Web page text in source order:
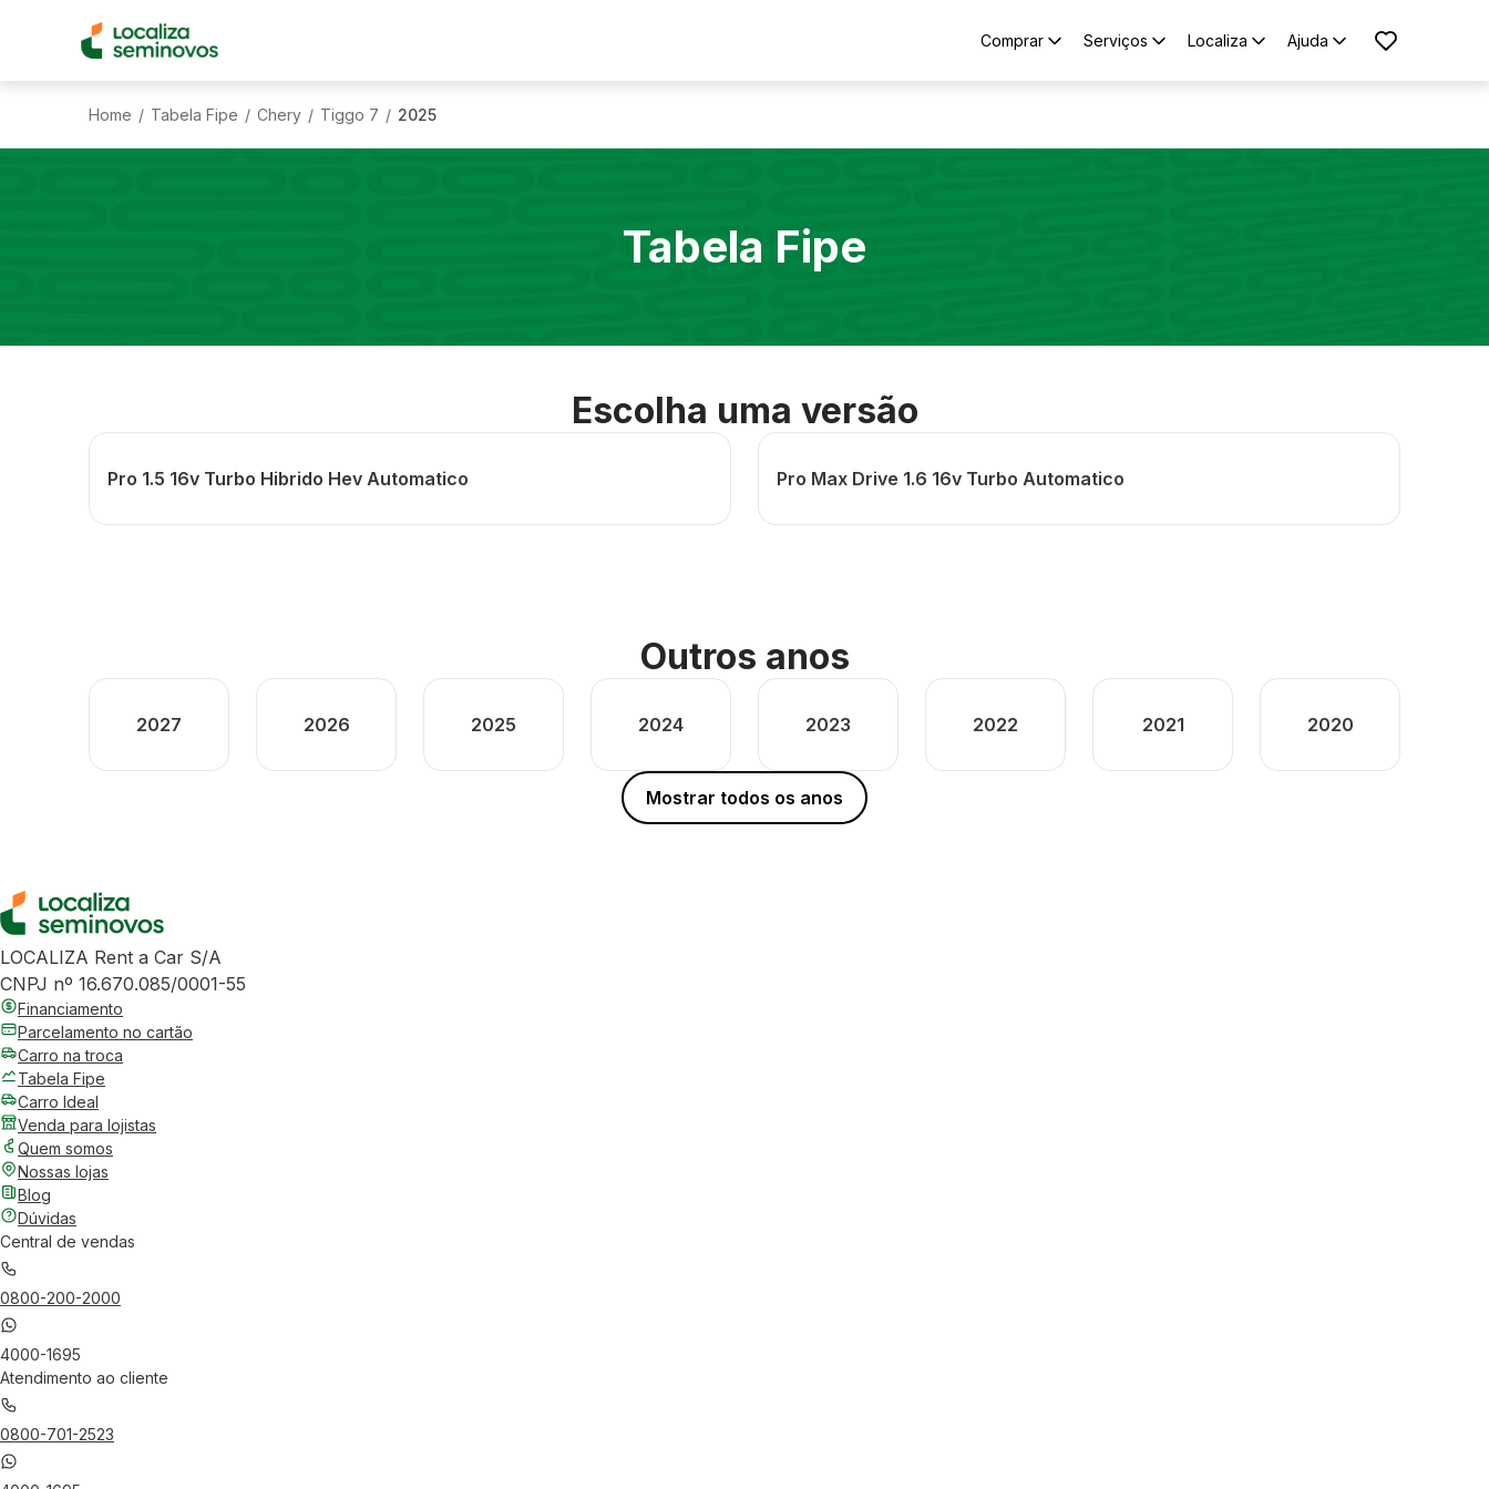
Comprar Serviços Localiza Ajuda
Home / Tabela Fipe / Chery / Tiggo 7 / 2025
Tabela Fipe
Escolha uma versão
Pro 1.5 16v Turbo Hibrido Hev Automatico Pro Max Drive 1.6 16v Turbo Automatico
Outros anos
2027 2026 2025 2024 2023 2022 2021 2020
Mostrar todos os anos
LOCALIZA Rent a Car S/A
CNPJ nº 16.670.085/0001-55
Financiamento
Parcelamento no cartão
Carro na troca
Tabela Fipe
Carro Ideal
Venda para lojistas
Quem somos
Nossas lojas
Blog
Dúvidas
Central de vendas
0800-200-2000
4000-1695
Atendimento ao cliente
0800-701-2523